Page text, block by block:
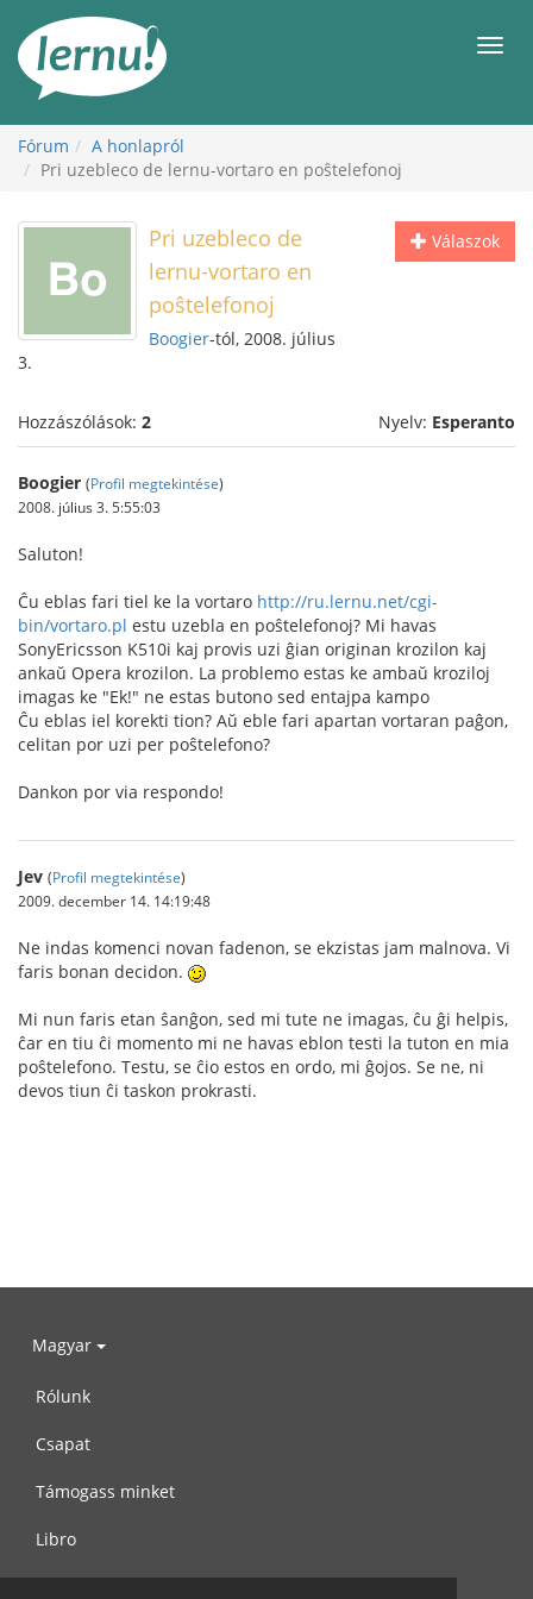
Fórum
A honlapról
Pri uzebleco de lernu-vortaro en poŝtelefonoj
Válaszok
Pri uzebleco de
lernu-vortaro en
poŝtelefonoj
Boogier-tól, 2008. július
3.
Hozzászólások: 2 Nyelv: Esperanto
Boogier (Profil megtekintése)
2008. július 3. 5:55:03
Saluton!
Ĉu eblas fari tiel ke la vortaro http://ru.lernu.net/cgi-
bin/vortaro.pl estu uzebla en poŝtelefonoj? Mi havas
SonyEricsson K510i kaj provis uzi ĝian originan krozilon kaj
ankaŭ Opera krozilon. La problemo estas ke ambaŭ kroziloj
imagas ke "Ek!" ne estas butono sed entajpa kampo
Ĉu eblas iel korekti tion? Aŭ eble fari apartan vortaran paĝon,
celitan por uzi per poŝtelefono?
Dankon por via respondo!
Jev (Profil megtekintése)
2009. december 14. 14:19:48
Ne indas komenci novan fadenon, se ekzistas jam malnova. Vi
faris bonan decidon.
Mi nun faris etan ŝanĝon, sed mi tute ne imagas, ĉu ĝi helpis,
ĉar en tiu ĉi momento mi ne havas eblon testi la tuton en mia
poŝtelefono. Testu, se ĉio estos en ordo, mi ĝojos. Se ne, ni
devos tiun ĉi taskon prokrasti.
Magyar
Rólunk
Csapat
Támogass minket
Libro